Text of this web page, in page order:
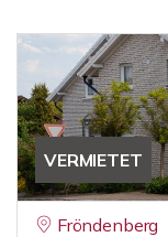
VERMIETET
Fröndenberg